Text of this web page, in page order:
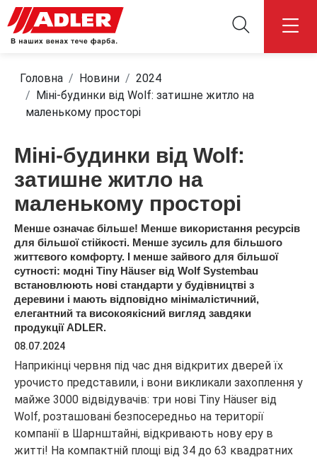
Головна Новини
2024
Міні-будинки від Wolf: затишне житло на
маленькому просторі
Міні-будинки від Wolf:
затишне житло на
маленькому просторі
Менше означає більше! Менше використання ресурсів
для більшої стійкості. Менше зусиль для більшого
життєвого комфорту. І менше зайвого для більшої
сутності: модні Tiny Häuser від Wolf Systembau
встановлюють нові стандарти у будівництві з
деревини і мають відповідно мінімалістичний,
елегантний та високоякісний вигляд завдяки
продукції ADLER.
08.07.2024
Наприкінці червня під час дня відкритих дверей їх
урочисто представили, і вони викликали захоплення у
майже 3000 відвідувачів: три нові Tiny Häuser від
Wolf, розташовані безпосередньо на території
компанії в Шарнштайні, відкривають нову еру в
житті! На компактній площі від 34 до 63 квадратних